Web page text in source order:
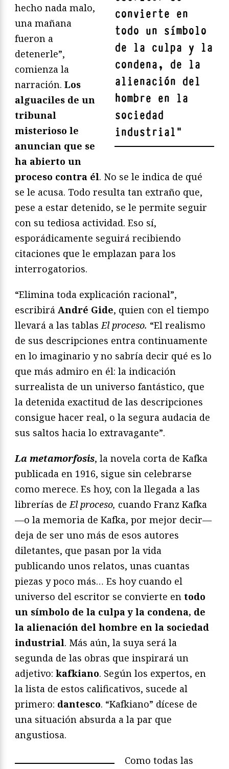
convierte en
todo un símbolo
de la culpa y la
condena, de la
alienación del
hombre en la
sociedad
industrial"
hecho nada malo,
una mañana
fueron a
detenerle”,
comienza la
narración. Los
alguaciles de un
tribunal
misterioso le
anuncian que se
ha abierto un
proceso contra él. No se le indica de qué
se le acusa. Todo resulta tan extraño que,
pese a estar detenido, se le permite seguir
con su tediosa actividad. Eso sí,
esporádicamente seguirá recibiendo
citaciones que le emplazan para los
interrogatorios.
“Elimina toda explicación racional”,
escribirá André Gide, quien con el tiempo
llevará a las tablasEl proceso. “El realismo
de sus descripciones entra continuamente
en lo imaginario y no sabría decir qué es lo
que más admiro en él: la indicación
surrealista de un universo fantástico, que
la detenida exactitud de las descripciones
consigue hacer real, o la segura audacia de
sus saltos hacia lo extravagante”.
La metamorfosis, la novela corta de Kafka
publicada en 1916, sigue sin celebrarse
como merece. Es hoy, con la llegada a las
librerías deEl proceso, cuando Franz Kafka
—o la memoria de Kafka, por mejor decir—
deja de ser uno más de esos autores
diletantes, que pasan por la vida
publicando unos relatos, unas cuantas
piezas y poco más… Es hoy cuando el
universo del escritor se convierte en todo
un símbolo de la culpa y la condena, de
la alienación del hombre en la sociedad
industrial. Más aún, la suya será la
segunda de las obras que inspirará un
adjetivo: kafkiano. Según los expertos, en
la lista de estos calificativos, sucede al
primero: dantesco. “Kafkiano” dícese de
una situación absurda a la par que
angustiosa.
Como todas las